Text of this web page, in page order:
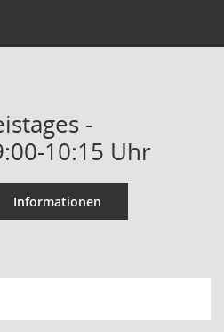
-
10:15 Uhr
Informationen
Sitzung zusammenfassen
Anlagen zusammenfassen